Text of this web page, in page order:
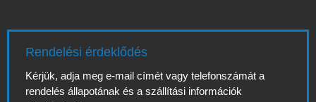
Rendelési érdeklődés
Kérjük, adja meg e-mail címét vagy telefonszámát a
rendelés állapotának és a szállítási információk